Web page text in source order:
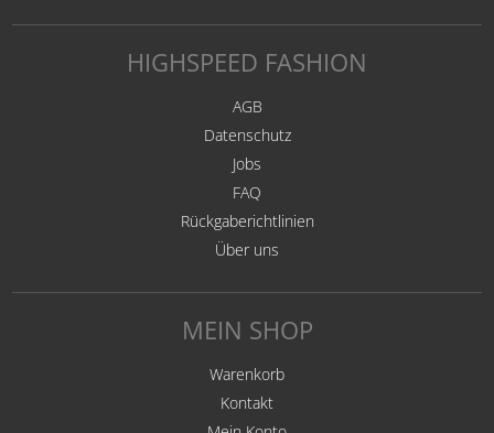
HIGHSPEED FASHION
AGB
Datenschutz
Jobs
FAQ
Rückgaberichtlinien
Über uns
MEIN SHOP
Warenkorb
Kontakt